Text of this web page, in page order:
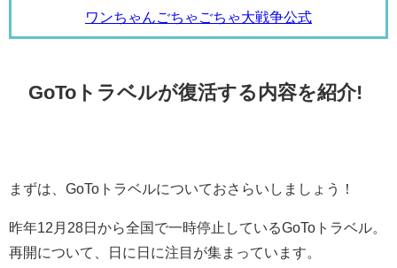
ワンちゃんごちゃごちゃ大戦争公式
GoToトラベルが復活する内容を紹介!
まずは、GoToトラベルについておさらいしましょう！
昨年12月28日から全国で一時停止しているGoToトラベル。
再開について、日に日に注目が集まっています。